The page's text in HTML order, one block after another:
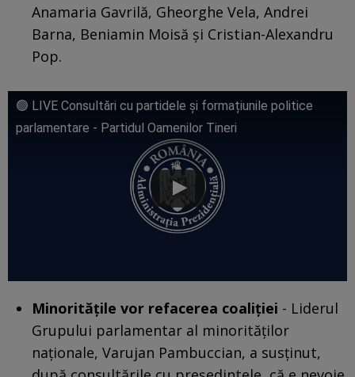
Anamaria Gavrilă, Gheorghe Vela, Andrei
Barna, Beniamin Moisă și Cristian-Alexandru
Pop.
🟢 LIVE Consultări cu partidele și formațiunile politice
parlamentare - Partidul Oamenilor Tineri
Minoritățile vor refacerea coaliției - Liderul
Grupului parlamentar al minorităților
naționale, Varujan Pambuccian, a susținut,